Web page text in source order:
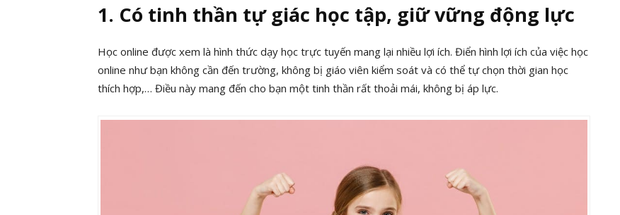
1. Có tinh thần tự giác học tập, giữ vững động lực
Học online được xem là hình thức dạy học trực tuyến mang lại nhiều lợi ích. Điển hình lợi ích của việc học
online như bạn không cần đến trường, không bị giáo viên kiểm soát và có thể tự chọn thời gian học
thích hợp,… Điều này mang đến cho bạn một tinh thần rất thoải mái, không bị áp lực.